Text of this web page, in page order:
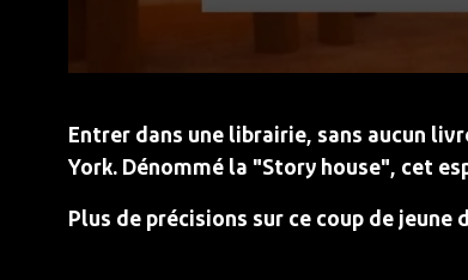
Entrer dans une librairie, sans aucun
York. Dénommé la "Story house", cet
Plus de précisions sur ce coup de